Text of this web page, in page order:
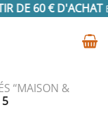
DE 60 € D'ACHAT
“MAISON &
5